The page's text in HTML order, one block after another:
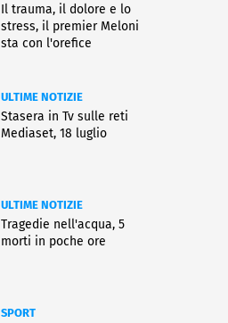
Il trauma, il dolore e lo
stress, il premier Meloni
sta con l'orefice
ULTIME NOTIZIE
Stasera in Tv sulle reti
Mediaset, 18 luglio
ULTIME NOTIZIE
Tragedie nell'acqua, 5
morti in poche ore
SPORT